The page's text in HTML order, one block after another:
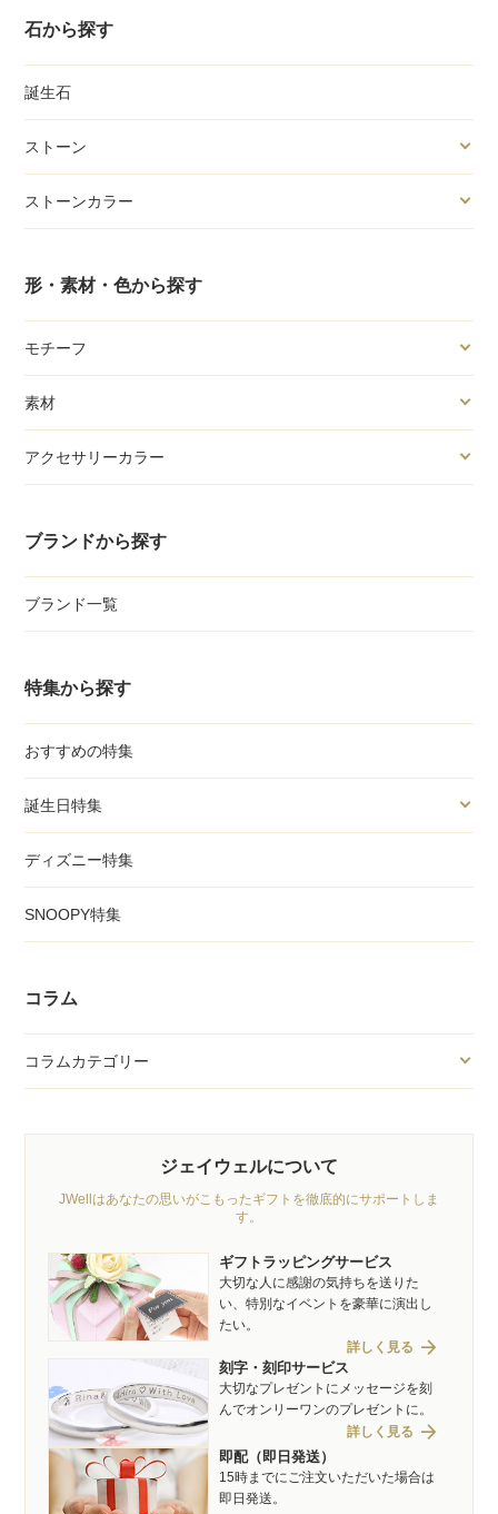
石から探す
誕生石
ストーン
ストーンカラー
形・素材・色から探す
モチーフ
素材
アクセサリーカラー
ブランドから探す
ブランド一覧
特集から探す
おすすめの特集
誕生日特集
ディズニー特集
SNOOPY特集
コラム
コラムカテゴリー
ジェイウェルについて
JWellはあなたの思いがこもったギフトを徹底的にサポートしま
す。
ギフトラッピングサービス
大切な人に感謝の気持ちを送りた
い、特別なイベントを豪華に演出し
たい。
詳しく見る arrow_forward
刻字・刻印サービス
大切なプレゼントにメッセージを刻
んでオンリーワンのプレゼントに。
詳しく見る arrow_forward
即配（即日発送）
15時までにご注文いただいた場合は
即日発送。